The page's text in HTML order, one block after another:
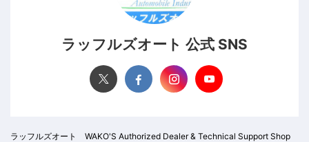
ラッフルズオート 公式 SNS
ラッフルズオート WAKO'S Authorized Dealer & Technical Support Shop